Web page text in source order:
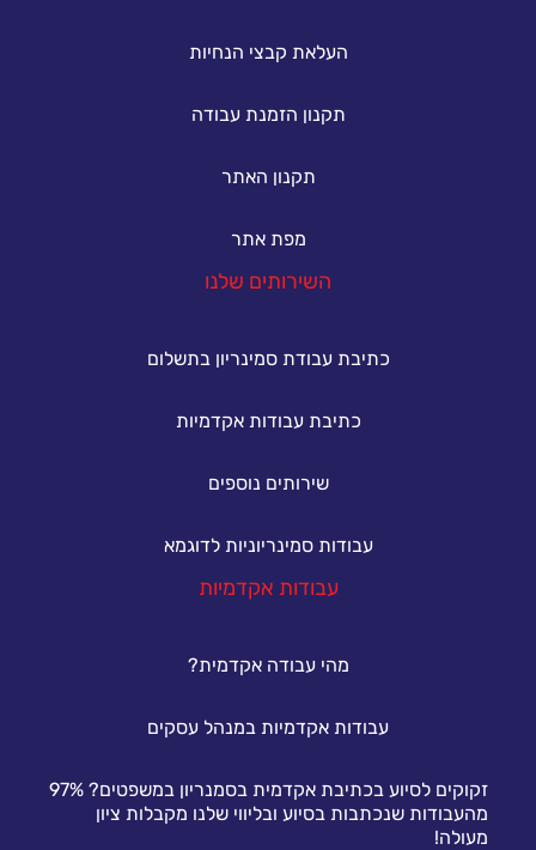
העלאת קבצי הנחיות
תקנון הזמנת עבודה
תקנון האתר
מפת אתר
השירותים שלנו
כתיבת עבודת סמינריון בתשלום
כתיבת עבודות אקדמיות
שירותים נוספים
עבודות סמינריוניות לדוגמא
עבודות אקדמיות
מהי עבודה אקדמית?
עבודות אקדמיות במנהל עסקים
זקוקים לסיוע בכתיבת אקדמית בסמנריון במשפטים? 97%
מהעבודות שנכתבות בסיוע ובליווי שלנו מקבלות ציון
מעולה!